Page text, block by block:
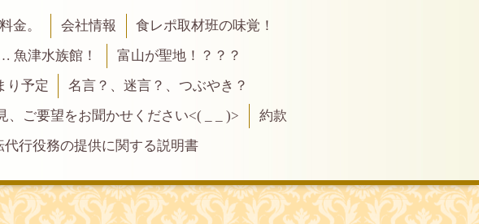
金。 会社情報
食レポ取材班の味覚！
魚津水族館！
富山が聖地！？？？
り予定
名言？、迷言？、つぶやき？
、ご要望をお聞かせください<( _ _ )>
約款
代行役務の提供に関する説明書